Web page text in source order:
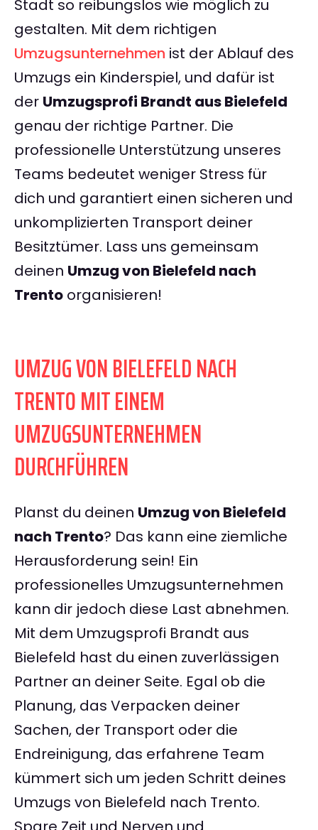
Stadt so reibungslos wie möglich zu
gestalten. Mit dem richtigen
Umzugsunternehmen ist der Ablauf des
Umzugs ein Kinderspiel, und dafür ist
der Umzugsprofi Brandt aus Bielefeld
genau der richtige Partner. Die
professionelle Unterstützung unseres
Teams bedeutet weniger Stress für
dich und garantiert einen sicheren und
unkomplizierten Transport deiner
Besitztümer. Lass uns gemeinsam
deinen Umzug von Bielefeld nach
Trento organisieren!
UMZUG VON BIELEFELD NACH
TRENTO MIT EINEM
UMZUGSUNTERNEHMEN
DURCHFÜHREN
Planst du deinen Umzug von Bielefeld
nach Trento? Das kann eine ziemliche
Herausforderung sein! Ein
professionelles Umzugsunternehmen
kann dir jedoch diese Last abnehmen.
Mit dem Umzugsprofi Brandt aus
Bielefeld hast du einen zuverlässigen
Partner an deiner Seite. Egal ob die
Planung, das Verpacken deiner
Sachen, der Transport oder die
Endreinigung, das erfahrene Team
kümmert sich um jeden Schritt deines
Umzugs von Bielefeld nach Trento.